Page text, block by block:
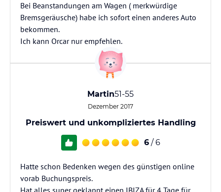
Bei Beanstandungen am Wagen ( merkwürdige
Bremsgeräusche) habe ich sofort einen anderes Auto
bekommen.
Ich kann Orcar nur empfehlen.
Martin51-55
Dezember 2017
Preiswert und unkompliziertes Handling
6 / 6
Hatte schon Bedenken wegen des günstigen online
vorab Buchungspreis.
Hat alles super geklappt einen IBIZA für 4 Tage für